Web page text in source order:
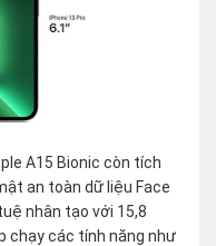
A15 Bionic còn tích
an toàn dữ liệu Face
nhân tạo với 15,8
chạy các tính năng như